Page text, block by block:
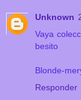
Unknown
Vaya
besito
Blonde-
Responder